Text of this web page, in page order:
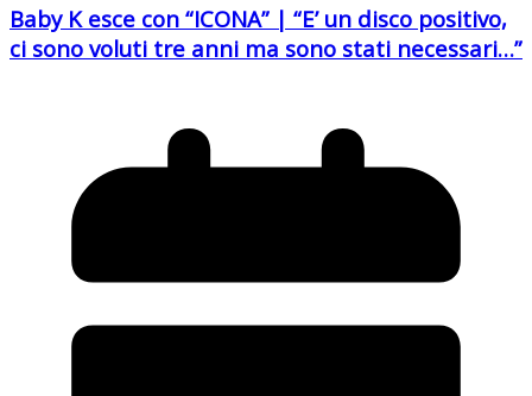
Baby K esce con “ICONA” | “E’ un disco positivo,
ci sono voluti tre anni ma sono stati necessari…”